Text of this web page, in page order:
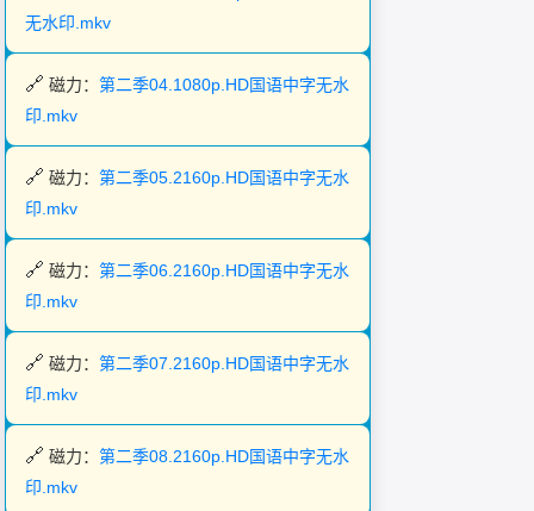
无水印.mkv
磁力：第二季04.1080p.HD国语中字无水
印.mkv
磁力：第二季05.2160p.HD国语中字无水
印.mkv
磁力：第二季06.2160p.HD国语中字无水
印.mkv
磁力：第二季07.2160p.HD国语中字无水
印.mkv
磁力：第二季08.2160p.HD国语中字无水
印.mkv